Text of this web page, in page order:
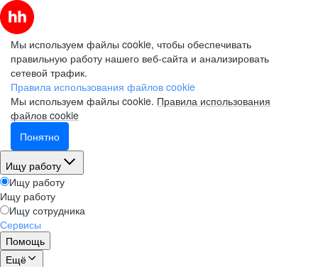
Мы используем файлы cookie, чтобы обеспечивать
правильную работу нашего веб-сайта и анализировать
сетевой трафик.
Правила использования файлов cookie
Мы используем файлы cookie. Правила использования
файлов cookie
Понятно
Ищу работу
Ищу работу
Ищу работу
Ищу сотрудника
Сервисы
Помощь
Ещё